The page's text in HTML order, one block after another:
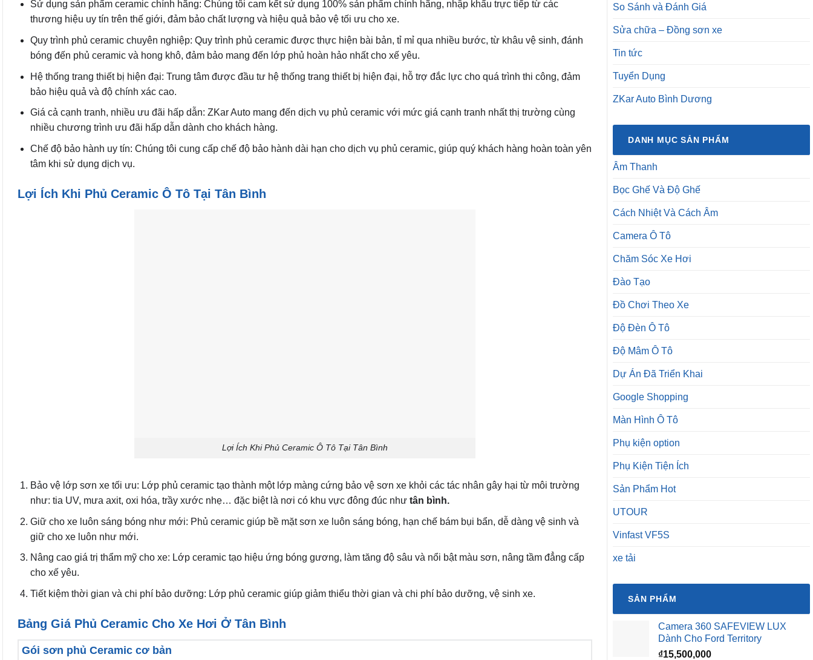
Sử dụng sản phẩm ceramic chính hãng: Chúng tôi cam kết sử dụng 100% sản phẩm chính hãng, nhập khẩu trực tiếp từ các
thương hiệu uy tín trên thế giới, đảm bảo chất lượng và hiệu quả bảo vệ tối ưu cho xe.
Quy trình phủ ceramic chuyên nghiệp: Quy trình phủ ceramic được thực hiện bài bản, tỉ mỉ qua nhiều bước, từ khâu vệ sinh, đánh
bóng đến phủ ceramic và hong khô, đảm bảo mang đến lớp phủ hoàn hảo nhất cho xế yêu.
Hệ thống trang thiết bị hiện đại: Trung tâm được đầu tư hệ thống trang thiết bị hiện đại, hỗ trợ đắc lực cho quá trình thi công, đảm
bảo hiệu quả và độ chính xác cao.
Giá cả cạnh tranh, nhiều ưu đãi hấp dẫn: ZKar Auto mang đến dịch vụ phủ ceramic với mức giá cạnh tranh nhất thị trường cùng
nhiều chương trình ưu đãi hấp dẫn dành cho khách hàng.
Chế độ bảo hành uy tín: Chúng tôi cung cấp chế độ bảo hành dài hạn cho dịch vụ phủ ceramic, giúp quý khách hàng hoàn toàn yên
tâm khi sử dụng dịch vụ.
Lợi Ích Khi Phủ Ceramic Ô Tô Tại Tân Bình
Lợi Ích Khi Phủ Ceramic Ô Tô Tại Tân Bình
Bảo vệ lớp sơn xe tối ưu: Lớp phủ ceramic tạo thành một lớp màng cứng bảo vệ sơn xe khỏi các tác nhân gây hại từ môi trường
như: tia UV, mưa axit, oxi hóa, trầy xước nhẹ… đặc biệt là nơi có khu vực đông đúc như tân bình.
Giữ cho xe luôn sáng bóng như mới: Phủ ceramic giúp bề mặt sơn xe luôn sáng bóng, hạn chế bám bụi bẩn, dễ dàng vệ sinh và
giữ cho xe luôn như mới.
Nâng cao giá trị thẩm mỹ cho xe: Lớp ceramic tạo hiệu ứng bóng gương, làm tăng độ sâu và nổi bật màu sơn, nâng tầm đẳng cấp
cho xế yêu.
Tiết kiệm thời gian và chi phí bảo dưỡng: Lớp phủ ceramic giúp giảm thiểu thời gian và chi phí bảo dưỡng, vệ sinh xe.
Bảng Giá Phủ Ceramic Cho Xe Hơi Ở Tân Bình
Gói sơn phủ Ceramic cơ bản
So Sánh và Đánh Giá
Sửa chữa – Đồng sơn xe
Tin tức
Tuyển Dụng
ZKar Auto Bình Dương
DANH MỤC SẢN PHẨM
Âm Thanh
Bọc Ghế Và Độ Ghế
Cách Nhiệt Và Cách Âm
Camera Ô Tô
Chăm Sóc Xe Hơi
Đào Tạo
Đồ Chơi Theo Xe
Độ Đèn Ô Tô
Độ Mâm Ô Tô
Dự Án Đã Triển Khai
Google Shopping
Màn Hình Ô Tô
Phụ kiện option
Phụ Kiện Tiện Ích
Sản Phẩm Hot
UTOUR
Vinfast VF5S
xe tải
SẢN PHẨM
Camera 360 SAFEVIEW LUX
Dành Cho Ford Territory
₫15,500,000